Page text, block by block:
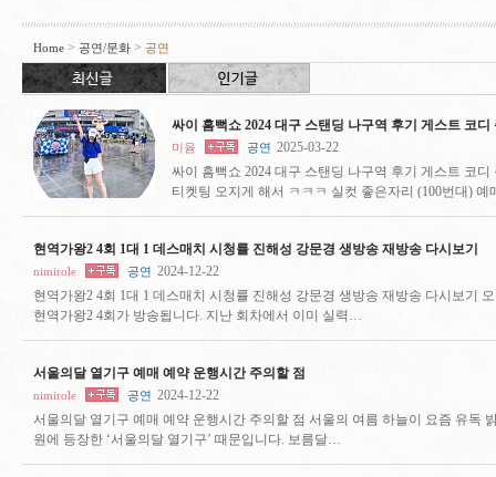
Home > 공연/문화 > 공연
싸이 흠뻑쇼 2024 대구 스탠딩 나구역 후기 게스트 코디
미윰 공연 2025-03-22
싸이 흠뻑쇼 2024 대구 스탠딩 나구역 후기 게스트 코
티켓팅 오지게 해서 ㅋㅋㅋ 실컷 좋은자리 (100번대)
현역가왕2 4회 1대 1 데스매치 시청률 진해성 강문경 생방송 재방송 다시보기
nimirole 공연 2024-12-22
현역가왕2 4회 1대 1 데스매치 시청률 진해성 강문경 생방송 재방송 다시보기
현역가왕2 4회가 방송됩니다. 지난 회차에서 이미 실력…
서울의달 열기구 예매 예약 운행시간 주의할 점
nimirole 공연 2024-12-22
서울의달 열기구 예매 예약 운행시간 주의할 점 서울의 여름 하늘이 요즘 유독
원에 등장한 ‘서울의달 열기구’ 때문입니다. 보름달…